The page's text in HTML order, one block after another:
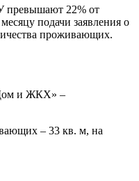
превышают 22% от
подачи заявления о
проживающих.
и ЖКХ» –
– 33 кв. м, на